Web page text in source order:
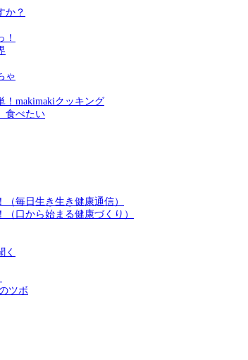
か？
！
ゃ
！makimakiクッキング
食べたい
毎日生き生き健康通信）
口から始まる健康づくり）
く
ツボ